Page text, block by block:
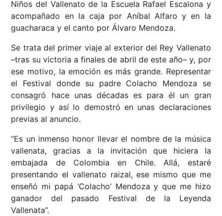
Niños del Vallenato de la Escuela Rafael Escalona y
acompañado en la caja por Aníbal Alfaro y en la
guacharaca y el canto por Álvaro Mendoza.
Se trata del primer viaje al exterior del Rey Vallenato
–tras su victoria a finales de abril de este año– y, por
ese motivo, la emoción es más grande. Representar
el Festival donde su padre Colacho Mendoza se
consagró hace unas décadas es para él un gran
privilegio y así lo demostró en unas declaraciones
previas al anuncio.
“Es un inmenso honor llevar el nombre de la música
vallenata, gracias a la invitación que hiciera la
embajada de Colombia en Chile. Allá, estaré
presentando el vallenato raizal, ese mismo que me
enseñó mi papá ‘Colacho’ Mendoza y que me hizo
ganador del pasado Festival de la Leyenda
Vallenata”.